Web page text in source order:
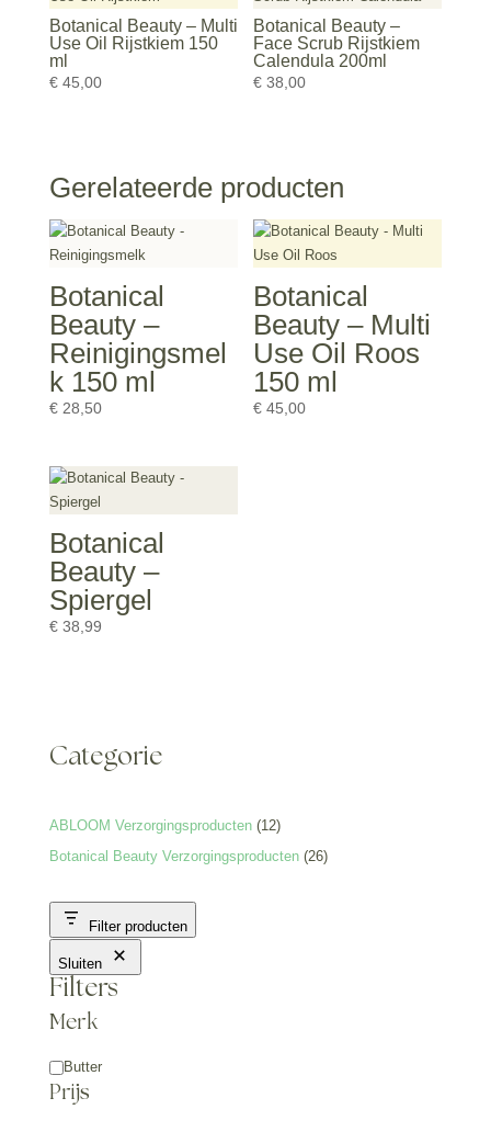
Botanical Beauty – Multi
Use Oil Rijstkiem 150
ml
€45,00
Botanical Beauty –
Face Scrub Rijstkiem
Calendula 200ml
€ 38,00
Gerelateerde producten
Botanical
Beauty –
Reinigingsmel
k 150 ml
€28,50
Botanical
Beauty – Multi
Use Oil Roos
150 ml
€ 45,00
Botanical
Beauty –
Spiergel
€38,99
Categorie
ABLOOM Verzorgingsproducten 1212
producten
Botanical Beauty Verzorgingsproducten 2626
Filter producten
Sluiten
Filters
Merk
Type
Product
Butter
Prijs